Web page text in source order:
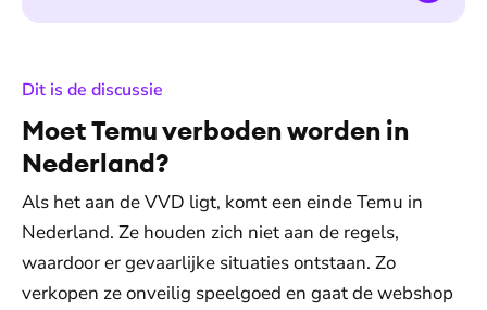
Dit is de discussie
Moet Temu verboden worden in
Nederland?
Als het aan de VVD ligt, komt een einde Temu in
Nederland. Ze houden zich niet aan de regels,
waardoor er gevaarlijke situaties ontstaan. Zo
verkopen ze onveilig speelgoed en gaat de webshop